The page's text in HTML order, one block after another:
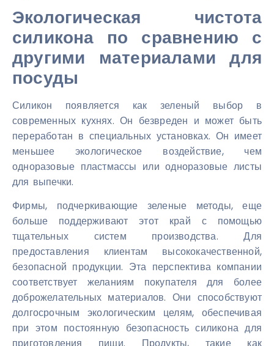
Экологическая чистота
силикона по сравнению с
другими материалами для
посуды
Силикон появляется как зеленый выбор в
современных кухнях. Он безвреден и может быть
переработан в специальных установках. Он имеет
меньшее экологическое воздействие, чем
одноразовые пластмассы или одноразовые листы
для выпечки.
Фирмы, подчеркивающие зеленые методы, еще
больше поддерживают этот край с помощью
тщательных систем производства. Для
предоставления клиентам высококачественной,
безопасной продукции. Эта перспектива компании
соответствует желаниям покупателя для более
доброжелательных материалов. Они способствуют
долгосрочным экологическим целям, обеспечивая
при этом постоянную безопасность силикона для